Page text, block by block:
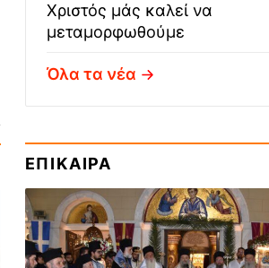
Χριστός μάς καλεί να
μεταμορφωθούμε
Όλα τα νέα
ΕΠΙΚΑΙΡΑ